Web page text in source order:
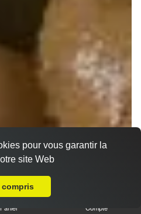
Panier Compte
pour vous garantir la
site Web
compris